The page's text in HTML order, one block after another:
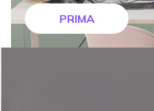
PRIMA